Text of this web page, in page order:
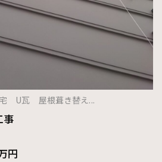
U瓦 屋根葺き替え...
事
円